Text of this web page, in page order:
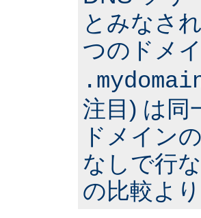
とみなさ
つのドメ
注目) は同
ドメイン
なしで行
の比較よ